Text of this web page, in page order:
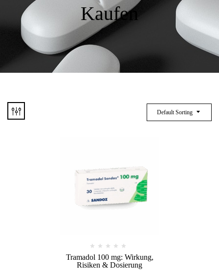
Kaufen
Default Sorting
Tramadol 100 mg: Wirkung,
Risiken & Dosierung